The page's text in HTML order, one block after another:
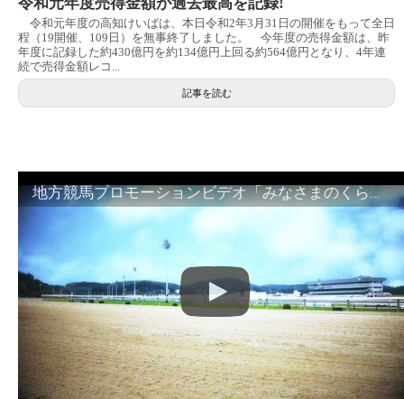
令和元年度の高知けいばは、本日令和2年3月31日の開催をもって全日
程（19開催、109日）を無事終了しました。 今年度の売得金額は、昨
年度に記録した約430億円を約134億円上回る約564億円となり、4年連
続で売得金額レコ...
記事を読む
地方競馬プロモーションビデオ「みなさまのくらしのために」30秒篇｜NAR公式